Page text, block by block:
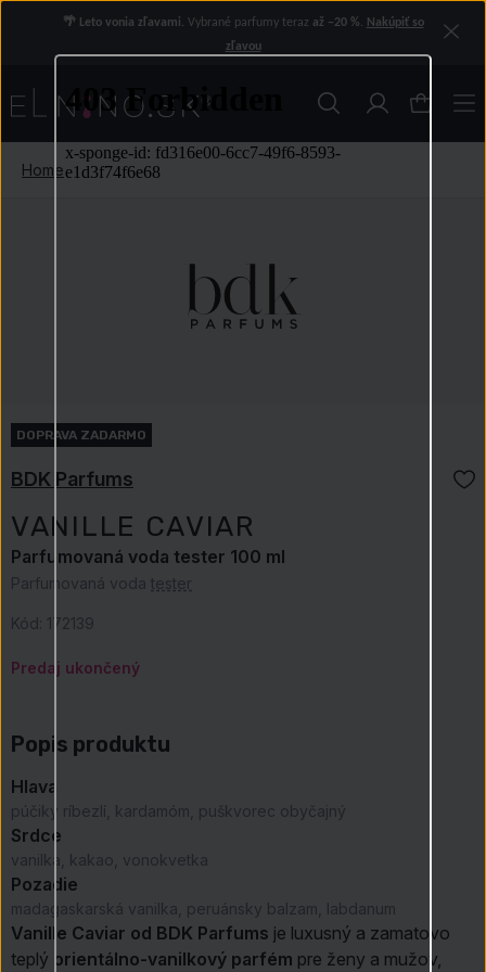
🌴 Leto vonia zľavami. Vybrané parfumy teraz až −20 %. Nakúpiť so
zľavou
Home
DOPRAVA ZADARMO
BDK Parfums
VANILLE CAVIAR
Parfumovaná voda tester 100 ml
Parfumovaná voda tester
Kód: 172139
Predaj ukončený
Popis produktu
Hlava
púčiky ríbezlí, kardamóm, puškvorec obyčajný
Srdce
vanilka, kakao, vonokvetka
Pozadie
madagaskarská vanilka, peruánsky balzam, labdanum
Vanille Caviar od BDK Parfums je luxusný a zamatovo
teplý orientálno-vanilkový parfém pre ženy a mužov,